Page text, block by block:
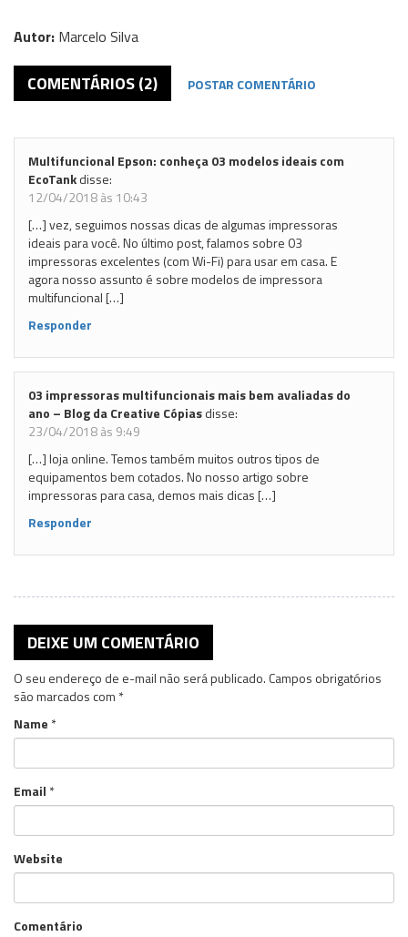
Autor: Marcelo Silva
COMENTÁRIOS (2) POSTAR COMENTÁRIO
Multifuncional Epson: conheça 03 modelos ideais com
EcoTankdisse:
12/04/2018 às 10:43
[…] vez, seguimos nossas dicas de algumas impressoras
ideais para você. No último post, falamos sobre 03
impressoras excelentes (com Wi-Fi) para usar em casa. E
agora nosso assunto é sobre modelos de impressora
multifuncional […]
Responder
03 impressoras multifuncionais mais bem avaliadas do
ano – Blog da Creative Cópiasdisse:
23/04/2018 às 9:49
[…] loja online. Temos também muitos outros tipos de
equipamentos bem cotados. No nosso artigo sobre
impressoras para casa, demos mais dicas […]
Responder
DEIXE UM COMENTÁRIO
O seu endereço de e-mail não será publicado. Campos obrigatórios
são marcados com *
Name *
Email *
Website
Comentário